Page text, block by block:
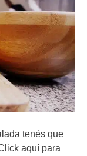
tenés que
aquí para